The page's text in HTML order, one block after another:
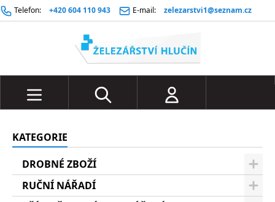
Telefon: +420 604 110 943 E-mail: zelezarstvi1@seznam.cz
KATEGORIE
DROBNÉ ZBOŽÍ
RUČNÍ NÁŘADÍ